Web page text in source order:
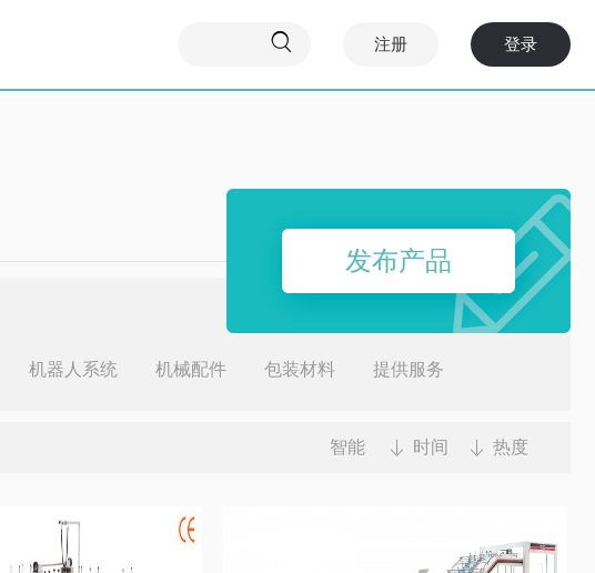
 注册 登录
机器人系统 机械配件 包装材料 提供服务
发布产品
智能 时间 热度